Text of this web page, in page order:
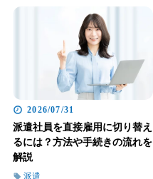
2026/07/31
派遣社員を直接雇用に切り替え
るには？方法や手続きの流れを
解説
派遣